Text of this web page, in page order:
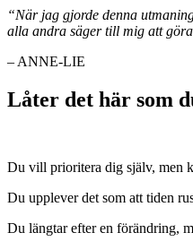
“När jag gjorde denna
alla andra säger till mig att
– ANNE-LIE
Låter det här som
Du vill prioritera dig själv, men
Du upplever det som att tiden
Du längtar efter en förändring,